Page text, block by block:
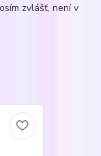
zvlášť, není v